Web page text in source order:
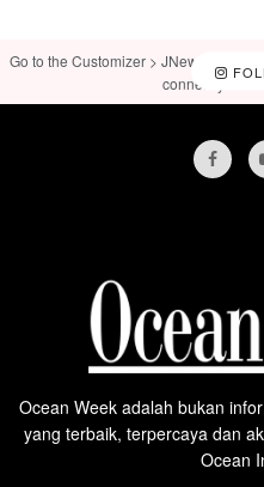
Go to the Customizer > JNews :
connect your
Ocean Week adalah bukan
yang terbaik, terpercaya dan
Ocean